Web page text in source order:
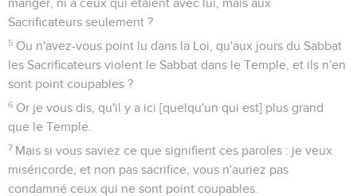
manger, ni à ceux qui étaient avec lui, mais aux
Sacrificateurs seulement ?
5 Ou n'avez-vous point lu dans la Loi, qu'aux jours du Sabbat
les Sacrificateurs violent le Sabbat dans le Temple, et ils n'en
sont point coupables ?
6 Or je vous dis, qu'il y a ici [quelqu'un qui est] plus grand
que le Temple.
7 Mais si vous saviez ce que signifient ces paroles : je veux
miséricorde, et non pas sacrifice, vous n'auriez pas
condamné ceux qui ne sont point coupables.